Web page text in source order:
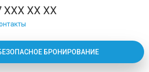
XXX XX XX
БРОНИРОВАНИЕ